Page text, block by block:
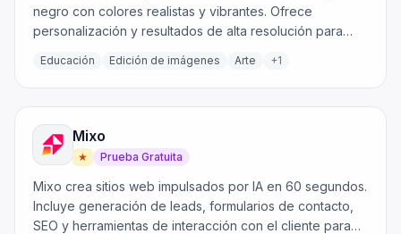
negro con colores realistas y vibrantes. Ofrece
personalización y resultados de alta resolución para
Educación Edición de imágenes Arte +1
Mixo
★ Prueba Gratuita
Mixo crea sitios web impulsados por IA en 60 segundos.
Incluye generación de leads, formularios de contacto,
SEO y herramientas de interacción con el cliente para